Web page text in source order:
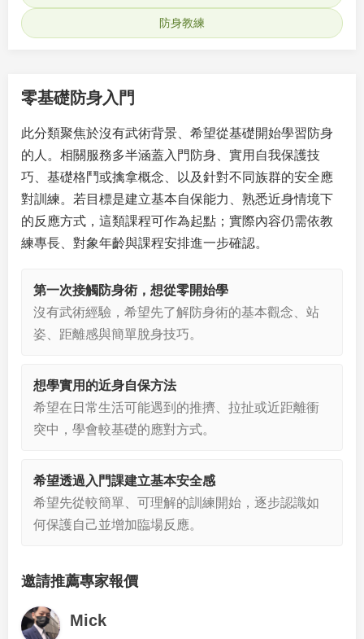
防身教練
零基礎防身入門
此分類聚焦於沒有武術背景、希望從基礎開始學習防身
的人。相關服務多半涵蓋入門防身、實用自我保護技
巧、基礎格鬥或擒拿概念、以及針對不同族群的安全應
對訓練。若目標是建立基本自保能力、熟悉近身情境下
的反應方式，這類課程可作為起點；實際內容仍需依教
練專長、對象年齡與課程安排進一步確認。
第一次接觸防身術，想從零開始學
沒有武術經驗，希望先了解防身術的基本觀念、站
姿、距離感與簡單脫身技巧。
想學實用的近身自保方法
希望在日常生活可能遇到的推擠、拉扯或近距離衝
突中，學會較基礎的應對方式。
希望透過入門課建立基本安全感
希望先從較簡單、可理解的訓練開始，逐步認識如
何保護自己並增加臨場反應。
邀請推薦專家報價
Mick